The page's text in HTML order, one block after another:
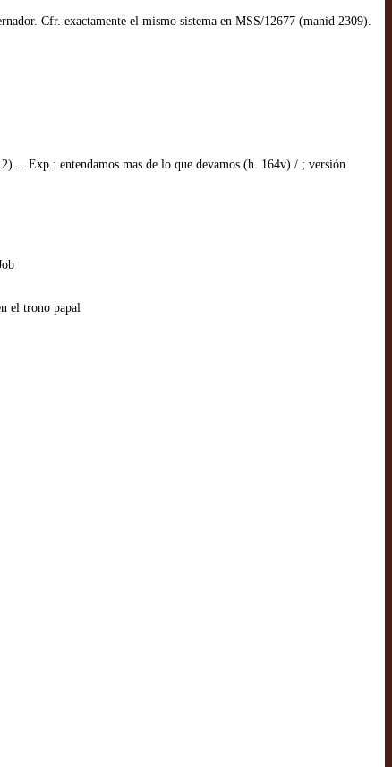
Cfr. exactamente el mismo sistema en MSS/12677 (manid 2309).
Exp.: entendamos mas de lo que devamos (h. 164v) / ; versión
el trono papal